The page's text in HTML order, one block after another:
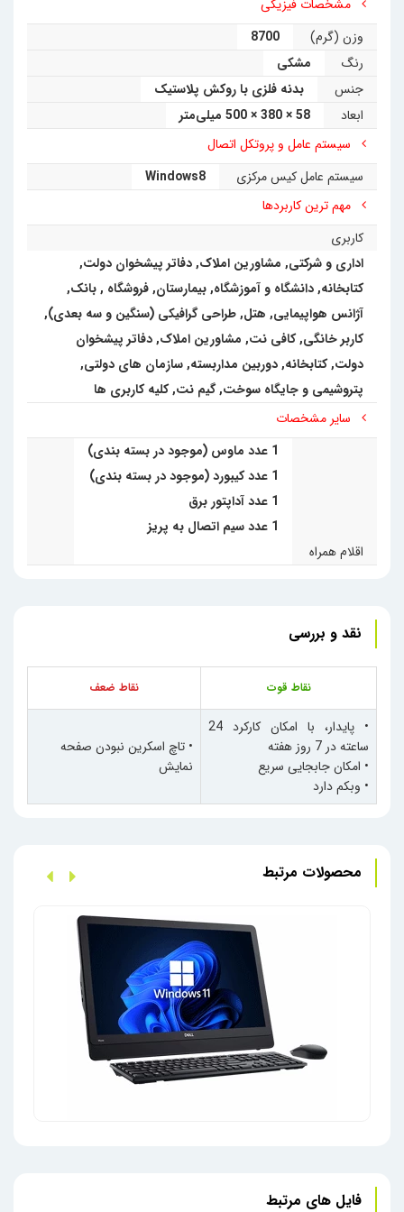
مشخصات فیزیکی
وزن (گرم)
8700
رنگ
مشکی
جنس
بدنه فلزی با روکش پلاستیک
ابعاد
58 × 380 × 500 میلی‌متر
سیستم عامل و پروتکل اتصال
سیستم عامل کیس مرکزی
Windows8
مهم ترین کاربردها
کاربری
اداری و شرکتی, مشاورین املاک, دفاتر پیشخوان دولت,
کتابخانه,دانشگاه و آموزشگاه,بیمارستان,فروشگاه ,بانک,
آژانس هواپیمایی, هتل,طراحی گرافیکی (سنگین و سه بعدی),
کاربر خانگی,کافی نت, مشاورین املاک, دفاتر پیشخوان
دولت, کتابخانه,دوربین مداربسته,سازمان های دولتی,
پتروشیمی و جایگاه سوخت,گیم نت,کلیه کاربری ها
سایر مشخصات
اقلام همراه
1 عدد ماوس (موجود در بسته بندی)
1 عدد کیبورد (موجود در بسته بندی)
1 عدد آداپتور برق
1 عدد سیم اتصال به پریز
نقد و بررسی
نقاط قوت نقاط ضعف
•
پایدار، با امکان کارکرد 24
ساعته در 7 روز هفته
• امکان جابجایی سریع
• وبکم دارد
• تاچ اسکرین نبودن صفحه
نمایش
محصولات مرتبط
فایل های مرتبط